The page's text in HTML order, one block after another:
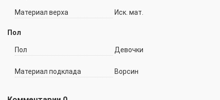
Материал верха Иск. мат.
Пол
Пол Девочки
Материал подклада Ворсин